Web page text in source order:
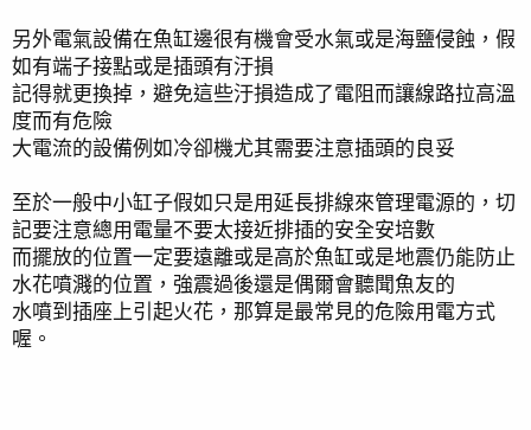
另外電氣設備在魚缸邊很有機會受水氣或是海鹽侵蝕，假
如有端子接點或是插頭有汙損
記得就更換掉，避免這些汙損造成了電阻而讓線路拉高溫
度而有危險
大電流的設備例如冷卻機尤其需要注意插頭的良妥
至於一般中小缸子假如只是用延長排線來管理電源的，切
記要注意總用電量不要太接近排插的安全安培數
而擺放的位置一定要遠離或是高於魚缸或是地震仍能防止
水花噴濺的位置，強震過後還是偶爾會聽聞魚友的
水噴到插座上引起火花，那算是最常見的危險用電方式
喔。